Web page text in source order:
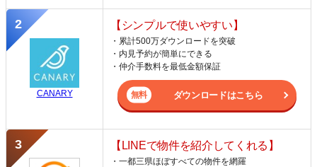
CANARY
【シンプルで使いやすい】
・累計500万ダウンロードを突破
・内見予約が簡単にできる
・仲介手数料を最低金額保証
ダウンロードはこちら
【LINEで物件を紹介してくれる】
・一都三県ほぼすべての物件を網羅